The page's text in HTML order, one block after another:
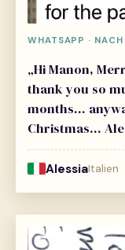
WHATSAPP ·
„Hi Manon,
thank you so
months…
Christmas…
AlessiaItalien